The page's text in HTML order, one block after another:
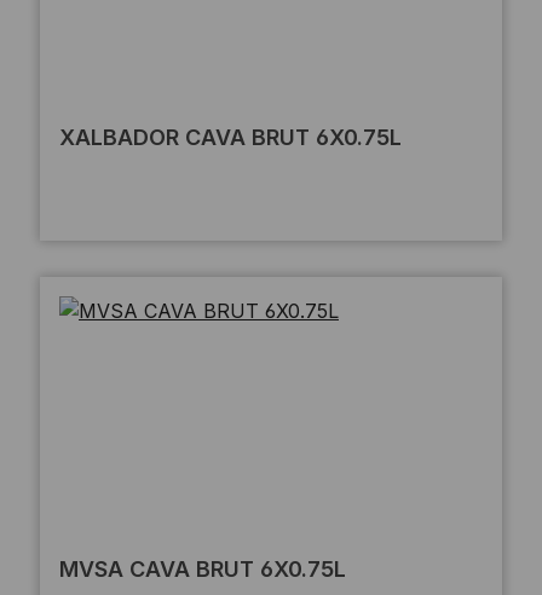
XALBADOR CAVA BRUT 6X0.75L
MVSA CAVA BRUT 6X0.75L